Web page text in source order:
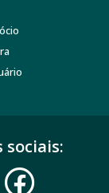
sociais: